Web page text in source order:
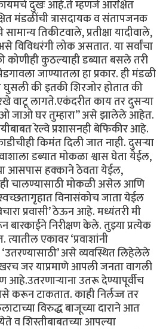
दुखः आहे.ते म्हणजे आरक्षित
मंडळींची त्रासदायक व संतापजनक
तिकीटवाले, प्रतीक्षा यादीवाले,
विविधरंगी लोक असतात. या सर्वांचा
कुठल्याही डब्यात बसले तरी
जाण्यातला हा प्रकार. ही मंडळी
की इतकी शिरजोर होतात की
वाटू लागते.एकंदरीत काय तर दुसऱ्या
जाओ घर तुम्हारा’’ असे झालेले आहेत.
रेल्वे प्रशासनही बेफिकीर आहे.
किमंत दिली जात नाही. दुसऱ्या
डब्यात मोकळा श्वास घेता येईल,
आसपास हक्काने ठेवता येईल,
ही चालण्यासाठी मोकळी असेल आणि
विनासंकोच जाता येईल
प्रवासी’ ठेऊन आहे. मध्यंतरी मी
बारकाईने निरीक्षण केले. तुझ्या प्रत्येक
एकावर ‘प्रवाशांनी
असे व्यवस्थित लिहेलेले
जर याप्रमाणे आपली जनता वागली
आहे.उतरणाऱ्याना उतरू देण्यापूर्वीच
करून टाकतात. काही निर्लज्ज तर
विरुद्ध बाजूच्या दाराने आत
व शिस्तीबाबतच्या आपल्या